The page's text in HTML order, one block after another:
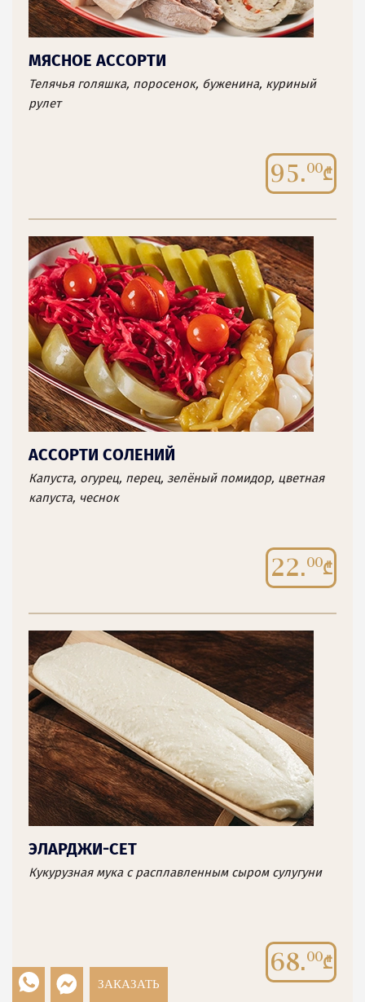
МЯСНОЕ АССОРТИ
Телячья голяшка, поросенок, буженина, куриный
рулет
95.00
АССОРТИ СОЛЕНИЙ
Капуста, огурец, перец, зелёный помидор, цветная
капуста, чеснок
22.00
ЭЛАРДЖИ-СЕТ
Кукурузная мука с расплавленным сыром сулугуни
68.00
ЗАКАЗАТЬ